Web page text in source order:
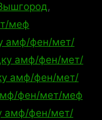
,
меф
амф/фен/мет/
амф/фен/мет/
амф/фен/мет/
фен/мет/меф
амф/фен/мет/